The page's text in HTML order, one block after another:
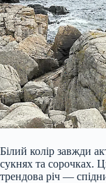
Білий колір завжди
сукнях та сорочках.
трендова річ —